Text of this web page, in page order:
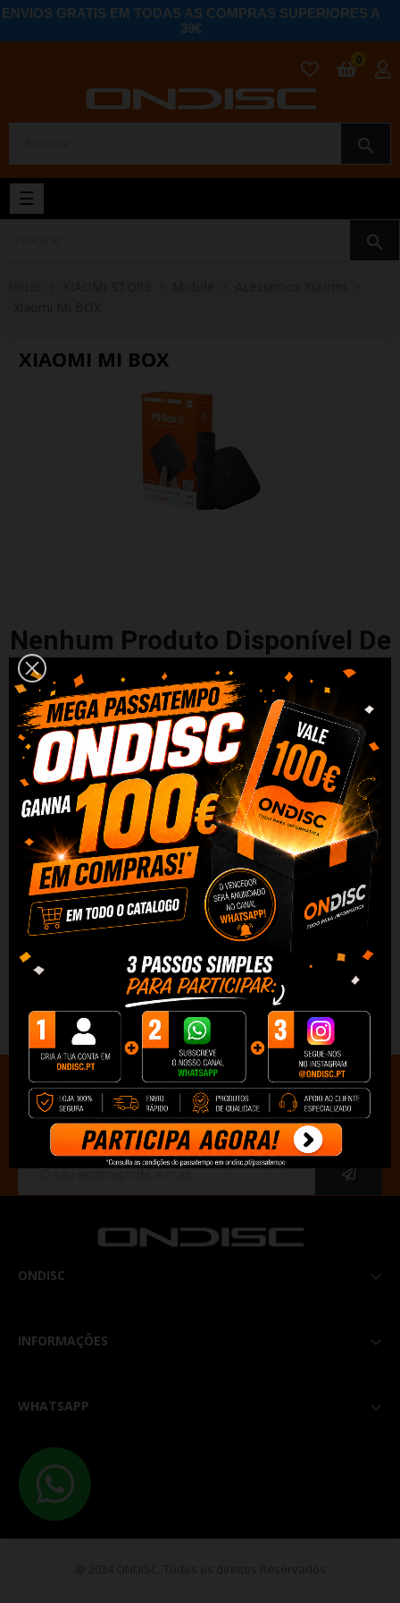
ENVIOS GRATIS EM TODAS AS COMPRAS SUPERIORES A
39€
search
0
Toggle
navigation
☰
search
XIAOMI MI BOX
Nenhum Produto Disponível De
Momento
Fique atento! Mais produtos serão mostrados aqui à medida que
forem sendo adicionados.
Redes Sociais
ONDISC 
INFORMAÇÕES 
WHATSAPP 